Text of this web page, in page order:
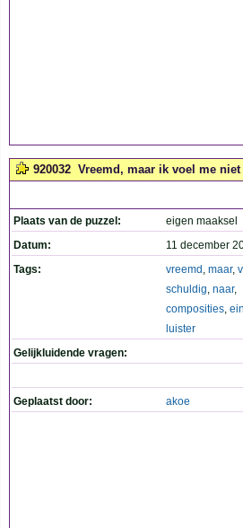
920032 Vreemd, maar ik voel me
Plaats van de puzzel:
eigen maaksel
Datum:
11 december
Tags:
vreemd , maar,
schuldig, naar,
composities,
luister
Gelijkluidende vragen:
Geplaatst door: akoe